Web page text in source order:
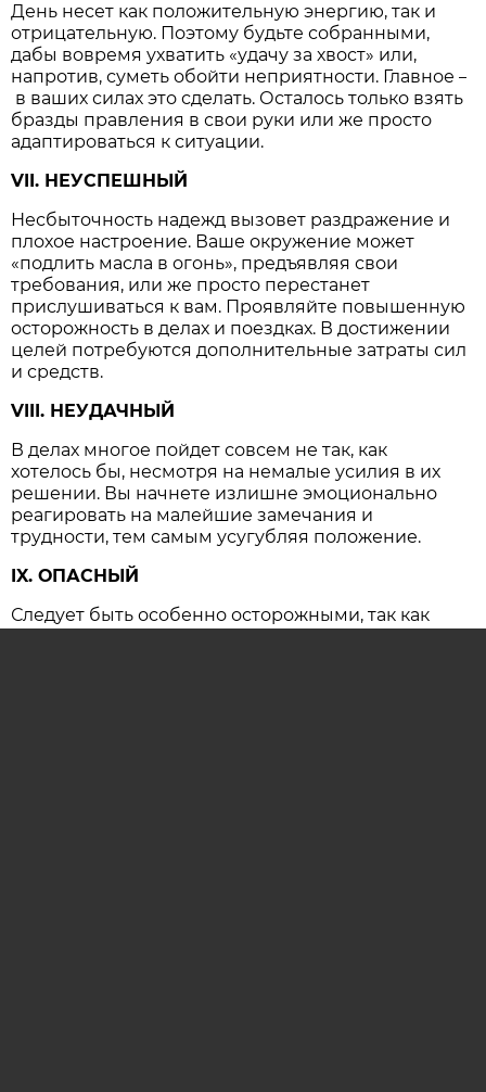
День несет как положительную энергию, так и
отрицательную. Поэтому будьте собранными,
дабы вовремя ухватить «удачу за хвост» или,
напротив, суметь обойти неприятности. Главное–
в ваших силах это сделать. Осталось только взять
бразды правления в свои руки или же просто
адаптироваться к ситуации.
VII. НЕУСПЕШНЫЙ
Несбыточность надежд вызовет раздражение и
плохое настроение. Ваше окружение может
«подлить масла в огонь», предъявляя свои
требования, или же просто перестанет
прислушиваться к вам. Проявляйте повышенную
осторожность в делах и поездках. В достижении
целей потребуются дополнительные затраты сил
и средств.
VIII. НЕУДАЧНЫЙ
В делах многое пойдет совсем не так, как
хотелось бы, несмотря на немалые усилия в их
решении. Вы начнете излишне эмоционально
реагировать на малейшие замечания и
трудности, тем самым усугубляя положение.
IX. ОПАСНЫЙ
Следует быть особенно осторожными, так как